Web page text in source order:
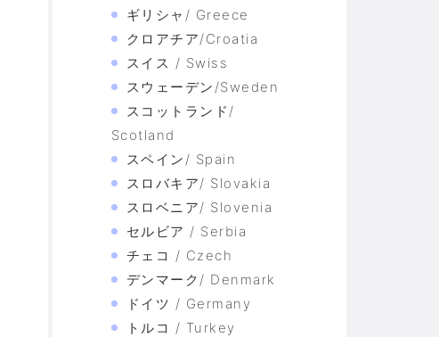
ギリシャ/ Greece
クロアチア/Croatia
スイス / Swiss
スウェーデン/Sweden
スコットランド/
Scotland
スペイン/ Spain
スロバキア/ Slovakia
スロベニア/ Slovenia
セルビア / Serbia
チェコ / Czech
デンマーク/ Denmark
ドイツ / Germany
トルコ / Turkey